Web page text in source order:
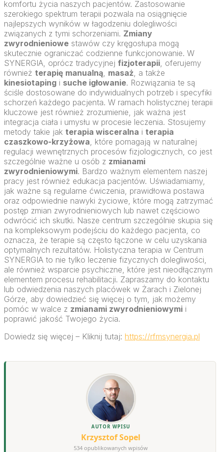
komfortu życia naszych pacjentów. Zastosowanie
szerokiego spektrum terapii pozwala na osiągnięcie
najlepszych wyników w łagodzeniu dolegliwości
związanych z tymi schorzeniami. Zmiany
zwyrodnieniowe stawów czy kręgosłupa mogą
skutecznie ograniczać codzienne funkcjonowanie. W
SYNERGIA, oprócz tradycyjnej fizjoterapii, oferujemy
również terapię manualną, masaż, a także
kinesiotaping i suche igłowanie. Rozwiązania te są
ściśle dostosowane do indywidualnych potrzeb i specyfiki
schorzeń każdego pacjenta. W ramach holistycznej terapii
kluczowe jest również zrozumienie, jak ważna jest
integracja ciała i umysłu w procesie leczenia. Stosujemy
metody takie jak terapia wisceralna i terapia
czaszkowo-krzyżowa, które pomagają w naturalnej
regulacji wewnętrznych procesów fizjologicznych, co jest
szczególnie ważne u osób z zmianami
zwyrodnieniowymi. Bardzo ważnym elementem naszej
pracy jest również edukacja pacjentów. Uświadamiamy,
jak ważne są regularne ćwiczenia, prawidłowa postawa
oraz odpowiednie nawyki życiowe, które mogą zatrzymać
postęp zmian zwyrodnieniowych lub nawet częściowo
odwrócić ich skutki. Nasze centrum szczególnie skupia się
na kompleksowym podejściu do każdego pacjenta, co
oznacza, że terapie są często łączone w celu uzyskania
optymalnych rezultatów. Holistyczna terapia w Centrum
SYNERGIA to nie tylko leczenie fizycznych dolegliwości,
ale również wsparcie psychiczne, które jest nieodłącznym
elementem procesu rehabilitacji. Zapraszamy do kontaktu
lub odwiedzenia naszych placówek w Żarach i Zielonej
Górze, aby dowiedzieć się więcej o tym, jak możemy
pomóc w walce z zmianami zwyrodnieniowymi i
poprawić jakość Twojego życia.
Dowiedz się więcej – Kliknij tutaj: https://rfmsynergia.pl
AUTOR WPISU
Krzysztof Sopel
534 opublikowanych wpisów